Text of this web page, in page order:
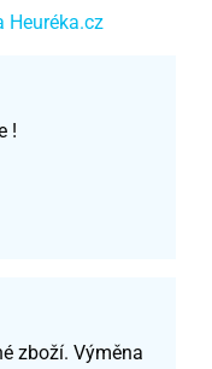
Heuréka.cz
!
zboží. Výměna